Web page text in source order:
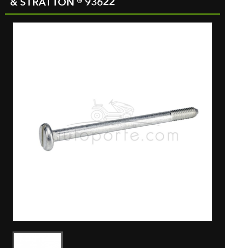
& STRATTON ® 93622